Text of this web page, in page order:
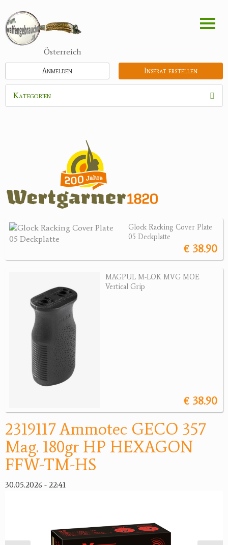
zum
Inhalt
Österreich
Inserat erstellen
Anmelden
Kategorien
Schrotmunition
Büchsenpatronen
Faustfeuerwaffen
Randfeuerwaffen
Sonstige Munition
Zubehör
Jagdangebote
Jagdreviere
Bücher, Videos
Antikes
Reviereinrichtungen
Glock Racking Cover Plate
05 Deckplatte
€ 38.90
MAGPUL M-LOK MVG MOE
Vertical Grip
€ 38.90
2319117 Ammotec GECO 357
Mag. 180gr HP HEXAGON
FFW-TM-HS
30.05.2026 - 22:41